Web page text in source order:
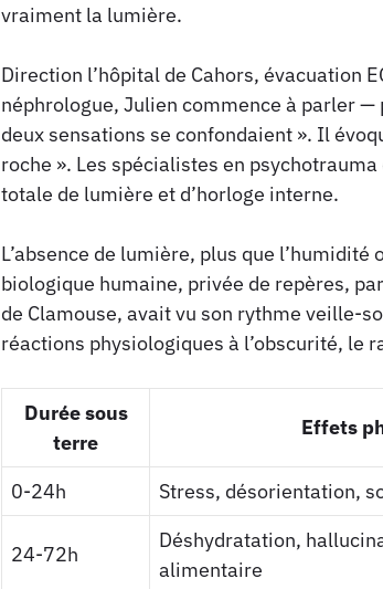
vraiment la lumière.
Direction l’hôpital de Cahors, évacuation
néphrologue, Julien commence à parler —
deux sensations se confondaient ». Il
roche ». Les spécialistes en
totale de lumière et d’horloge interne.
L’absence de lumière, plus que
biologique humaine, privée de repères,
de Clamouse, avait vu son rythme veille-
réactions physiologiques à l’obscurité, le
Durée sous
terre
Effets
0-24h Stress, désorientation,
24-72h
Déshydratation,
alimentaire